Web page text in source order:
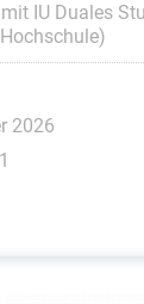
IU Duales
2026